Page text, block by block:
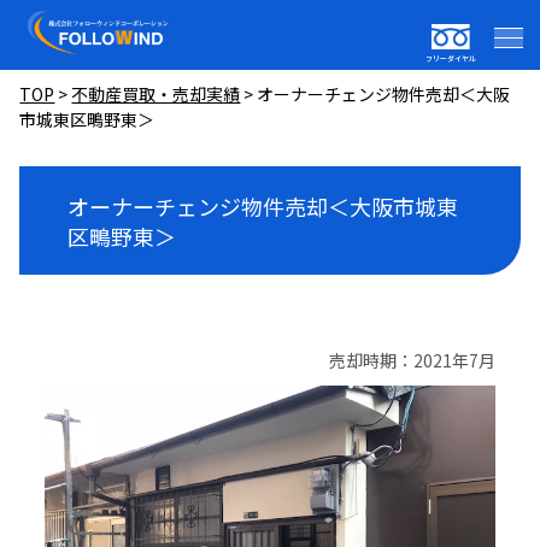
フリーダイヤル
TOP >不動産買取・売却実績 > オーナーチェンジ物件売却＜大阪
市城東区鴫野東＞
オーナーチェンジ物件売却＜大阪市城東
区鴫野東＞
売却時期：2021年7月